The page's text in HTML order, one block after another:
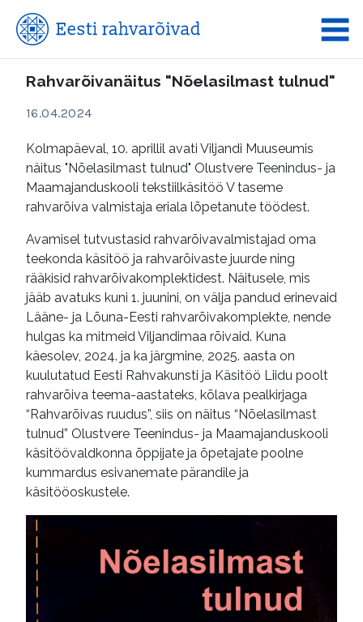
Rahvarõivanäitus "Nõelasilmast tulnud"
16.04.2024
Kolmapäeval, 10. aprillil avati Viljandi Muuseumis
näitus "Nõelasilmast tulnud" Olustvere Teenindus- ja
Maamajanduskooli tekstiilkäsitöö V taseme
rahvarõiva valmistaja eriala lõpetanute töödest.
Avamisel tutvustasid rahvarõivavalmistajad oma
teekonda käsitöö ja rahvarõivaste juurde ning
rääkisid rahvarõivakomplektidest. Näitusele, mis
jääb avatuks kuni 1. juunini, on välja pandud erinevaid
Lääne- ja Lõuna-Eesti rahvarõivakomplekte, nende
hulgas ka mitmeid Viljandimaa rõivaid. Kuna
käesolev, 2024. ja ka järgmine, 2025. aasta on
kuulutatud Eesti Rahvakunsti ja Käsitöö Liidu poolt
rahvarõiva teema-aastateks, kõlava pealkirjaga
“Rahvarõivas ruudus”, siis on näitus “Nõelasilmast
tulnud” Olustvere Teenindus- ja Maamajanduskooli
käsitöövaldkonna õppijate ja õpetajate poolne
kummardus esivanemate pärandile ja
käsitööoskustele.